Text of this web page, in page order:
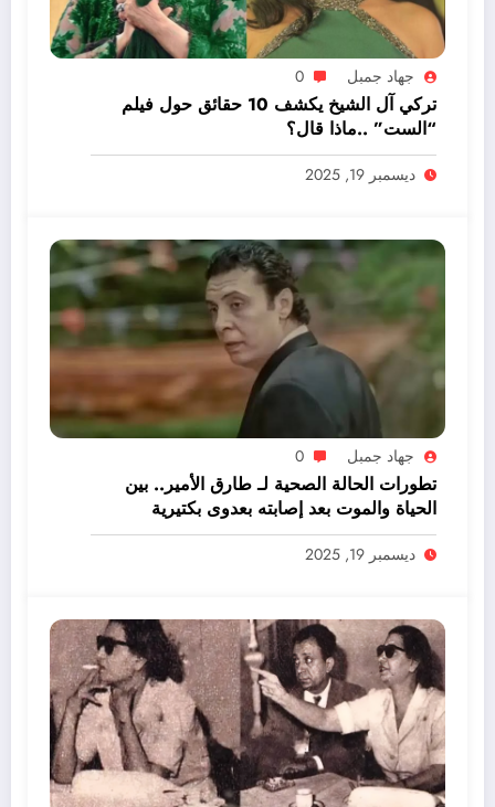
جهاد جمبل 0
تركي آل الشيخ يكشف 10 حقائق حول فيلم
“الست” ..ماذا قال؟
ديسمبر 19, 2025
جهاد جمبل 0
تطورات الحالة الصحية لـ طارق الأمير.. بين
الحياة والموت بعد إصابته بعدوى بكتيرية
ديسمبر 19, 2025